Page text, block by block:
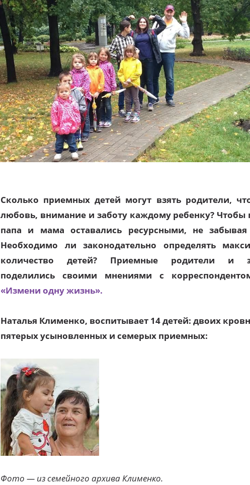
Сколько приемных детей могут взять родители,
любовь, внимание и заботу каждому ребенку? Чтобы
папа и мама оставались ресурсными, не
Необходимо ли законодательно определять
количество детей? Приемные родители и
поделились своими мнениями с
«Измени одну жизнь».
Наталья Клименко, воспитывает 14 детей: двоих
пятерых усыновленных и семерых приемных:
Фото — из семейного архива Клименко.